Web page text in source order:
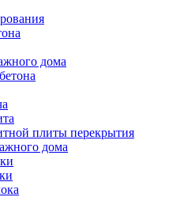
дома
плиты перекрытия
дома